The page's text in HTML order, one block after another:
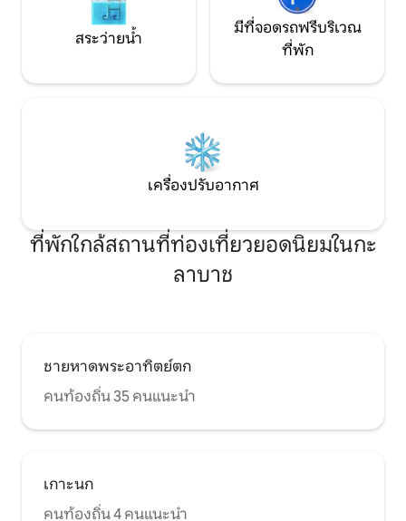
สระว่ายน้ำ
มีที่จอดรถฟรีบริเวณ
ที่พัก
เครื่องปรับอากาศ
ที่พักใกล้สถานที่ท่องเที่ยวยอดนิยมในกะ
ลาบาช
ชายหาดพระอาทิตย์ตก
คนท้องถิ่น 35 คนแนะนำ
เกาะนก
คนท้องถิ่น 4 คนแนะนำ